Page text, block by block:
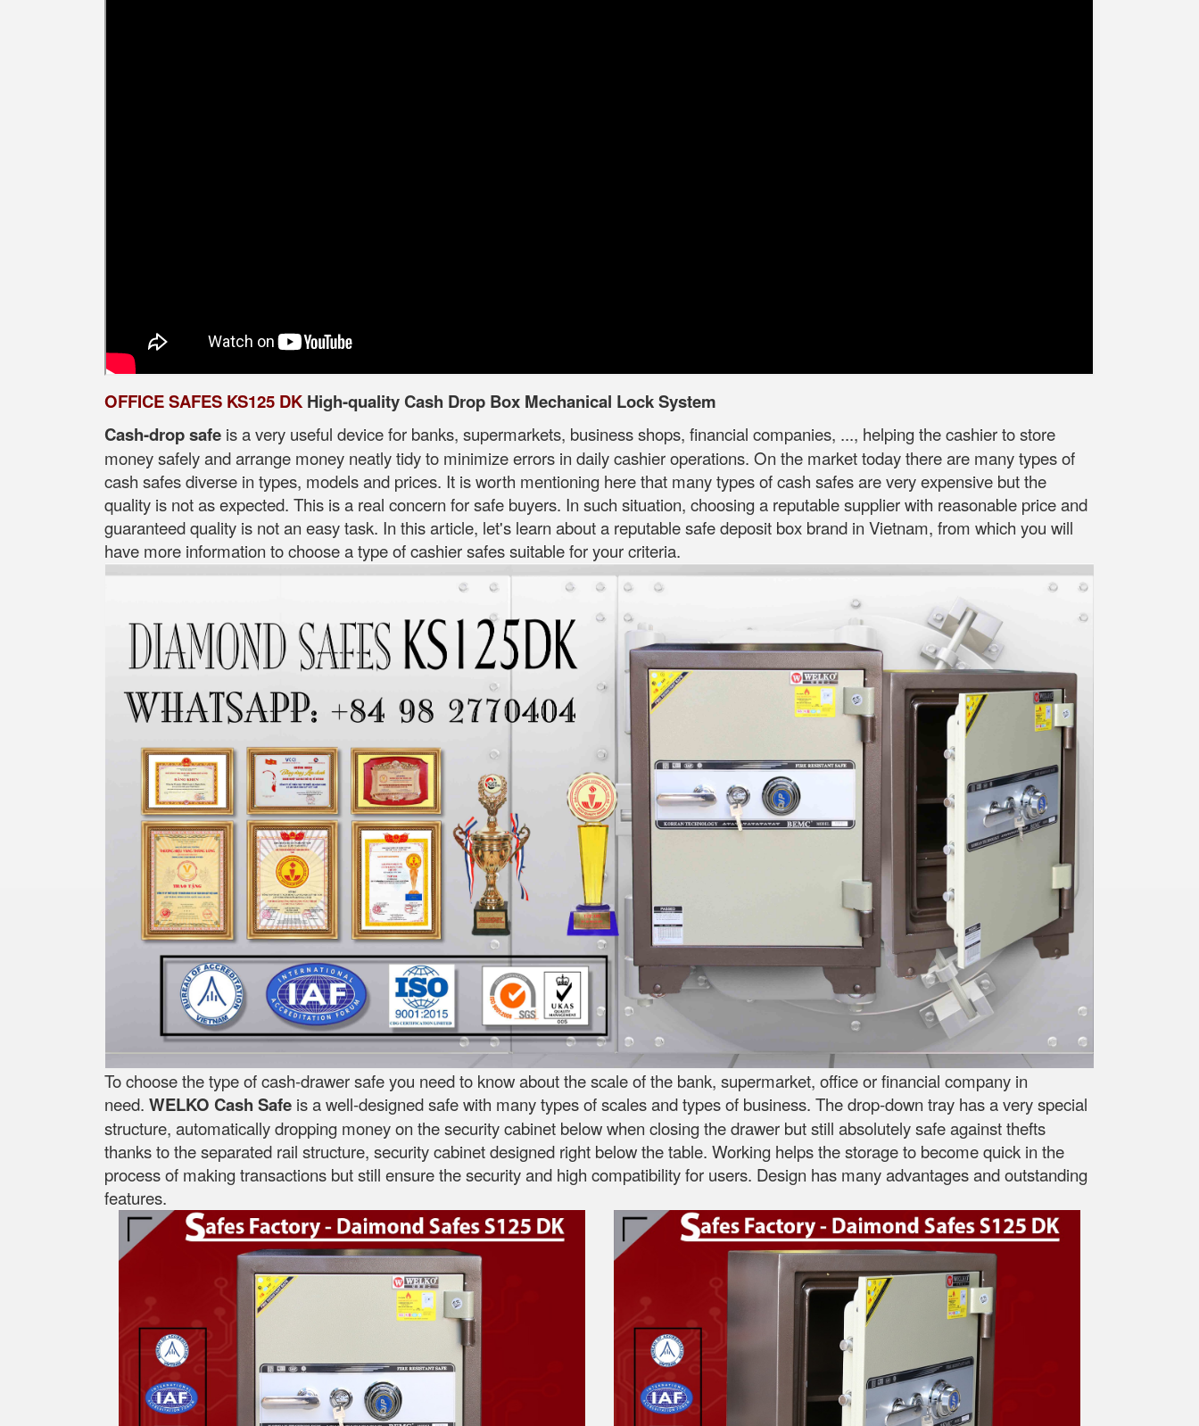
OFFICE SAFES KS125 DK High-quality Cash Drop Box Mechanical Lock System
Cash-drop safe is a very useful device for banks, supermarkets, business shops, financial companies, ..., helping the cashier to store
money safely and arrange money neatly tidy to minimize errors in daily cashier operations. On the market today there are many types of
cash safes diverse in types, models and prices. It is worth mentioning here that many types of cash safes are very expensive but the
quality is not as expected. This is a real concern for safe buyers. In such situation, choosing a reputable supplier with reasonable price and
guaranteed quality is not an easy task. In this article, let's learn about a reputable safe deposit box brand in Vietnam, from which you will
have more information to choose a type of cashier safes suitable for your criteria.
To choose the type of cash-drawer safe you need to know about the scale of the bank, supermarket, office or financial company in
need. WELKO Cash Safe is a well-designed safe with many types of scales and types of business. The drop-down tray has a very special
structure, automatically dropping money on the security cabinet below when closing the drawer but still absolutely safe against thefts
thanks to the separated rail structure, security cabinet designed right below the table. Working helps the storage to become quick in the
process of making transactions but still ensure the security and high compatibility for users. Design has many advantages and outstanding
features.